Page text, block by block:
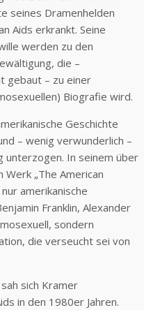
seines Dramenhelden
Aids erkrankt. Seine
werden zu den
die –
gebaut – zu einer
Biografie wird.
Geschichte
– wenig verwunderlich –
unterzogen. In seinem über
„The American
amerikanische
Franklin, Alexander
sondern
die verseucht sei von
sich Kramer
in den 1980er Jahren.